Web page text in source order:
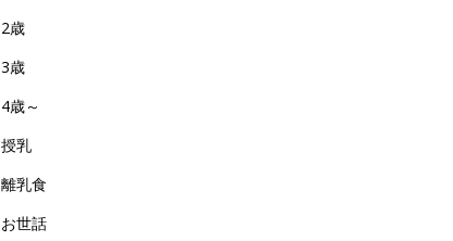
2歳
3歳
4歳～
授乳
離乳食
お世話